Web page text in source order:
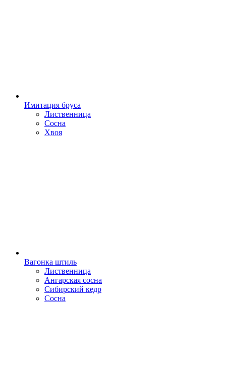
Имитация бруса
Лиственница
Сосна
Хвоя
Вагонка штиль
Лиственница
Ангарская сосна
Сибирский кедр
Сосна